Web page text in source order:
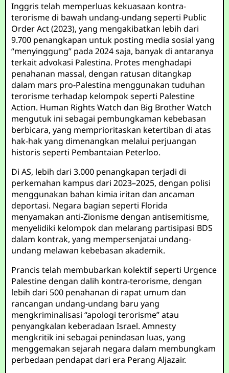
Inggris telah memperluas kekuasaan kontra-
terorisme di bawah undang-undang seperti Public
Order Act (2023), yang mengakibatkan lebih dari
9.700 penangkapan untuk posting media sosial yang
“menyinggung” pada 2024 saja, banyak di antaranya
terkait advokasi Palestina. Protes menghadapi
penahanan massal, dengan ratusan ditangkap
dalam mars pro-Palestina menggunakan tuduhan
terorisme terhadap kelompok seperti Palestine
Action. Human Rights Watch dan Big Brother Watch
mengutuk ini sebagai pembungkaman kebebasan
berbicara, yang memprioritaskan ketertiban di atas
hak-hak yang dimenangkan melalui perjuangan
historis seperti Pembantaian Peterloo.
Di AS, lebih dari 3.000 penangkapan terjadi di
perkemahan kampus dari 2023–2025, dengan polisi
menggunakan bahan kimia iritan dan ancaman
deportasi. Negara bagian seperti Florida
menyamakan anti-Zionisme dengan antisemitisme,
menyelidiki kelompok dan melarang partisipasi BDS
dalam kontrak, yang mempersenjatai undang-
undang melawan kebebasan akademik.
Prancis telah membubarkan kolektif seperti Urgence
Palestine dengan dalih kontra-terorisme, dengan
lebih dari 500 penahanan di rapat umum dan
rancangan undang-undang baru yang
mengkriminalisasi “apologi terorisme” atau
penyangkalan keberadaan Israel. Amnesty
mengkritik ini sebagai penindasan luas, yang
menggemakan sejarah negara dalam membungkam
perbedaan pendapat dari era Perang Aljazair.